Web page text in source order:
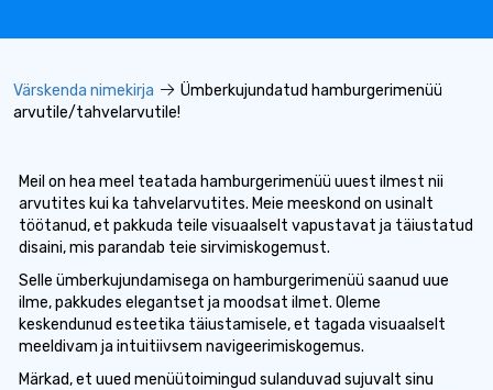
Värskenda nimekirja
Ümberkujundatud hamburgerimenüü
arvutile/tahvelarvutile!
Meil on hea meel teatada hamburgerimenüü uuest ilmest nii
arvutites kui ka tahvelarvutites. Meie meeskond on usinalt
töötanud, et pakkuda teile visuaalselt vapustavat ja täiustatud
disaini, mis parandab teie sirvimiskogemust.
Selle ümberkujundamisega on hamburgerimenüü saanud uue
ilme, pakkudes elegantset ja moodsat ilmet. Oleme
keskendunud esteetika täiustamisele, et tagada visuaalselt
meeldivam ja intuitiivsem navigeerimiskogemus.
Märkad, et uued menüütoimingud sulanduvad sujuvalt sinu